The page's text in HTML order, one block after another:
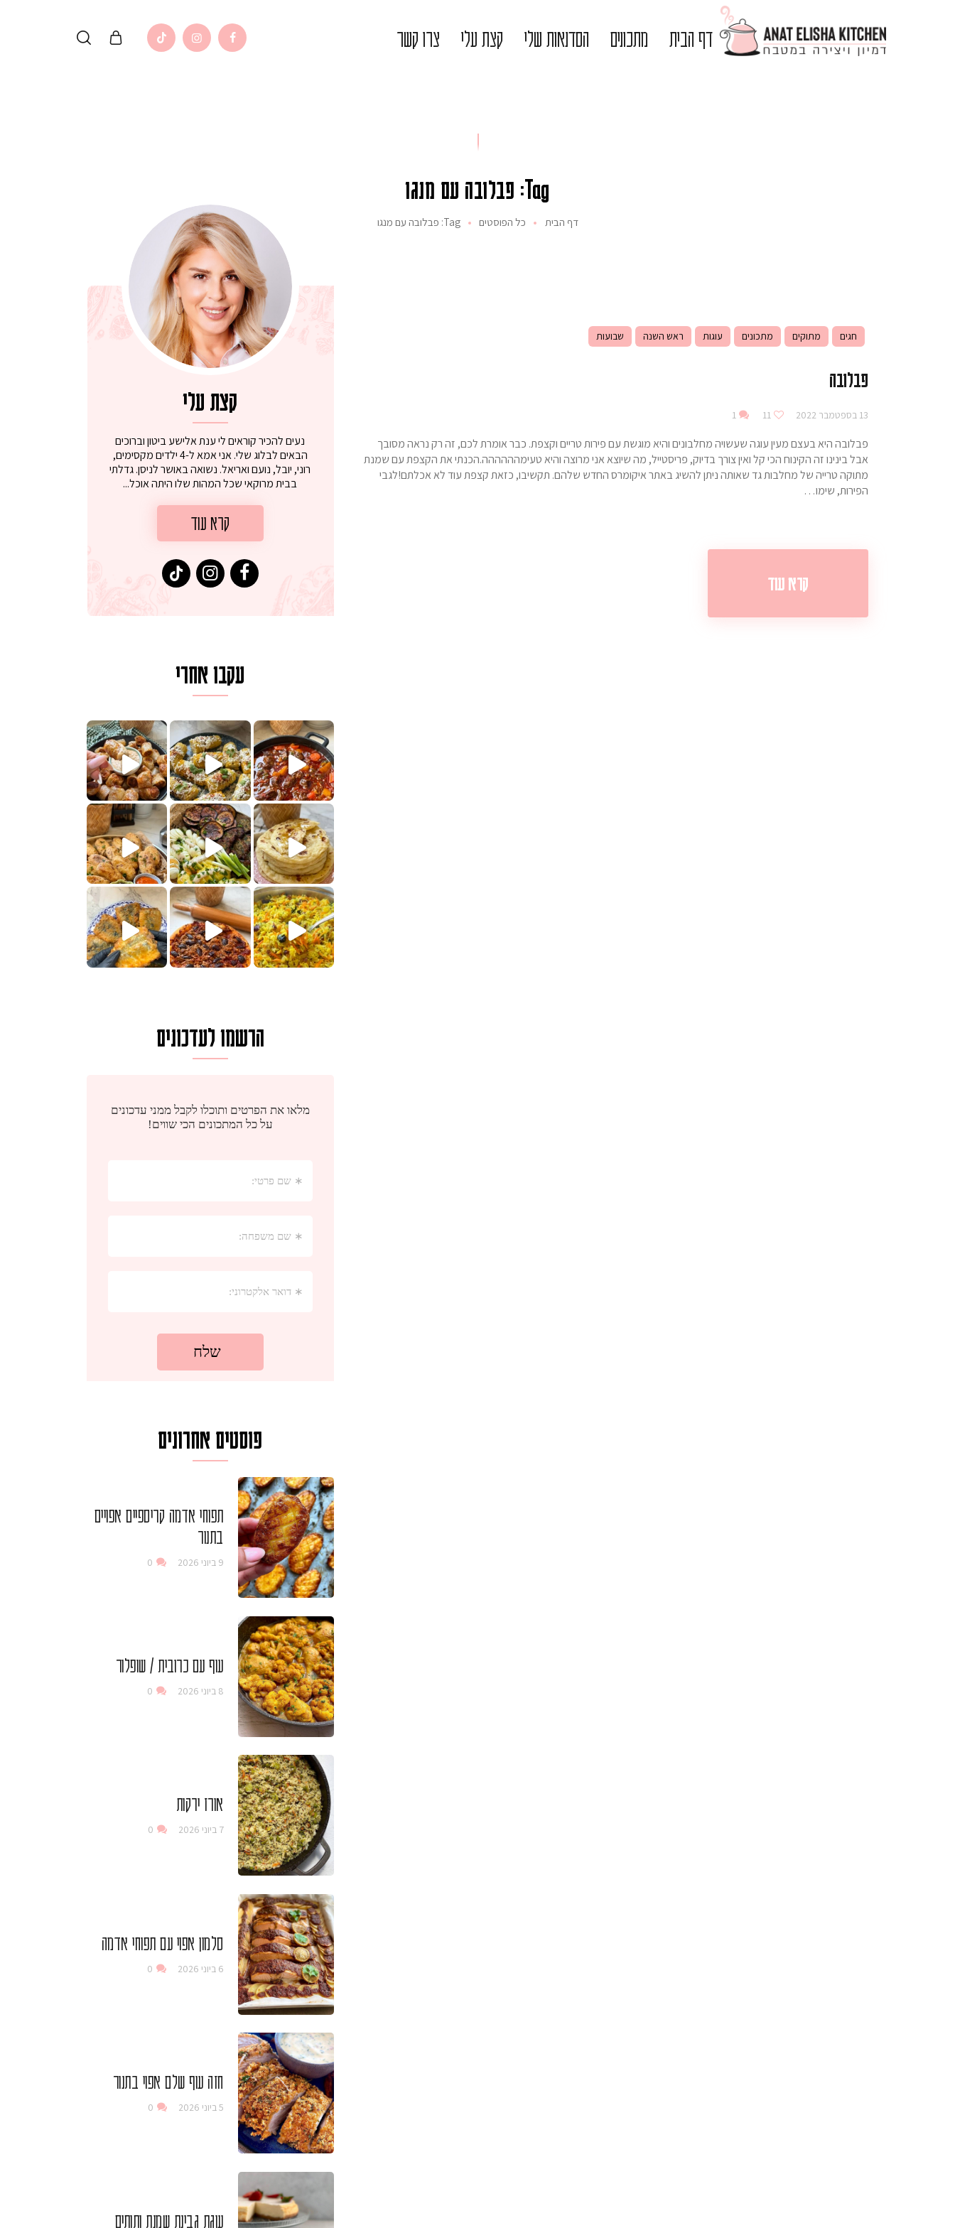
דף הבית מתכונים הסדנאות שלי קצת עלי צרו קשר
Tag: פבלובה עם מנגו
דף הבית כל הפוסטים Tag: פבלובה עם מנגו
חגים מתוקים מתכונים עוגות ראש השנה שבועות
פבלובה
13 בספטמבר 2022 11
1
פבלובה היא בעצם מעין עוגה שעשויה מחלבונים והיא מוגשת עם פירות טריים וקצפת. כבר אומרת לכם, זה רק נראה מסובך
אבל בינינו זה הקינוח הכי קל ואין צורך בדיוק, פריסטייל, מה שיוצא אני מרוצה והיא טעימהההההה.הכנתי את הקצפת עם שמנת
מתוקה טרייה של מחלבות גד שאותה ניתן להשיג באתר איקומרס החדש שלהם. תקשיבו, כזאת קצפת עוד לא אכלתם!לגבי
הפירות, שימו…
קרא עוד
קצת עלי
נעים להכיר קוראים לי ענת אלישע ביטון וברוכים
הבאים לבלוג שלי. אני אמא ל-4 ילדים מקסימים,
רוני, יובל, נועם ואריאל. נשואה באושר לניסן. גדלתי
בבית מרוקאי שכל המהות שלו היתה אוכל...
קרא עוד
עקבו אחרי
. גולש המר
קלחי תירס צרובים על מחבת עם גבינה בולגרית מעודנת מ
נשנושי פרגיות קריספיים ממכרים שמכינים בכמה דקות עב
לחם מחבת שהוא שילוב של מופלטה וספינז׳, רעיון מעולאז מה בשבילכם? בפ
פסטל טוניסאי לתשעת הימים, חשבתי מה לחדש לכם ונראה
למתכון
פיצה של תשעת הימים ולמה היא נקראת ככה? ההסבר בסרטו
מז׳ווז׳ין או בתרגום לעברית, מחותניםמתכון ראש
הרשמו לעדכונים
פוסטים אחרונים
תפוחי אדמה קריספיים אפויים
בתנור
9 ביוני 2026 0
עוף עם כרובית / שופלור
8 ביוני 2026 0
אורז ירקות
7 ביוני 2026 0
סלמון אפוי עם תפוחי אדמה
6 ביוני 2026 0
חזה עוף שלם אפוי בתנור
5 ביוני 2026 0
עוגת גבינת שמנת ותותים